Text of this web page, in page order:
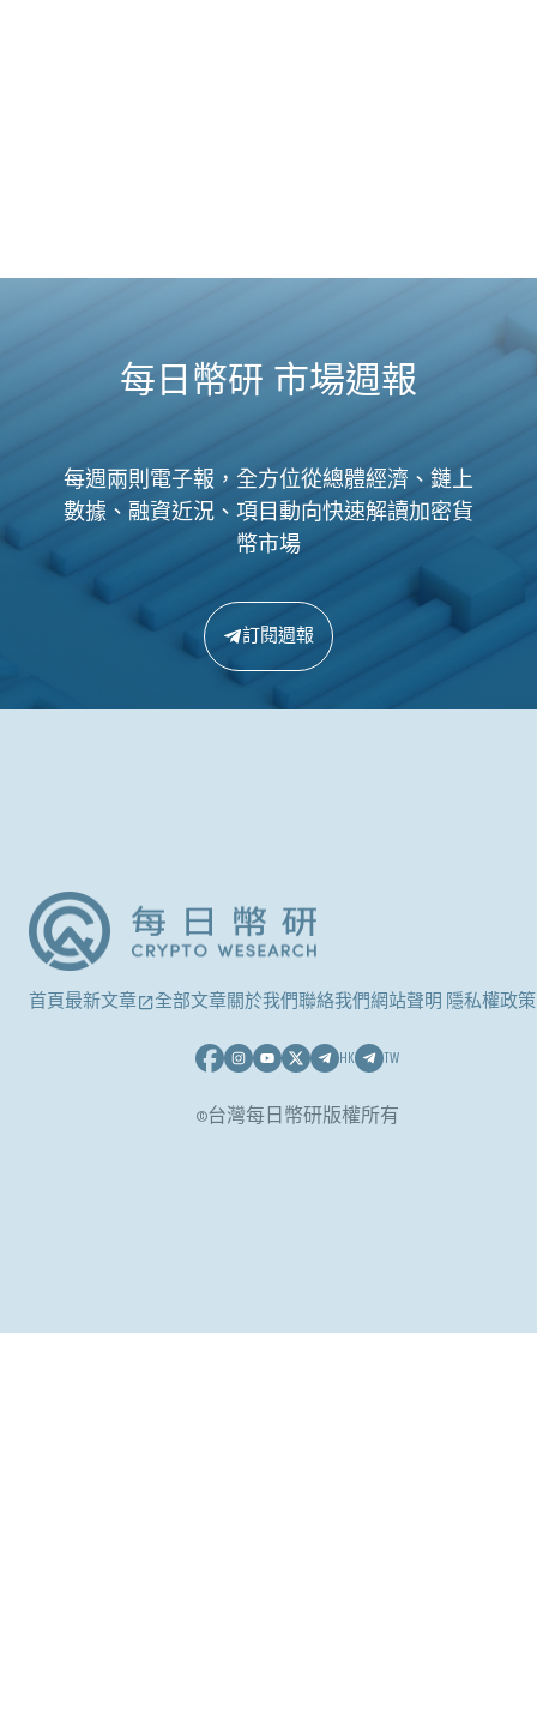
每日幣研 市場週報
每週兩則電子報，全方位從總體經濟、鏈上
數據、融資近況、項目動向快速解讀加密貨
幣市場
訂閱週報
首頁最新文章 全部文章關於我們聯絡我們網站聲明 隱私權政策
HK TW
©台灣每日幣研版權所有